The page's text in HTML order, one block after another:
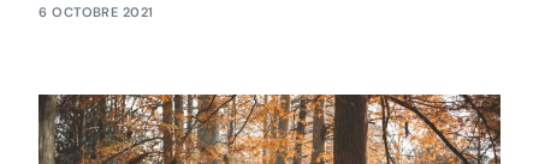
6 OCTOBRE 2021